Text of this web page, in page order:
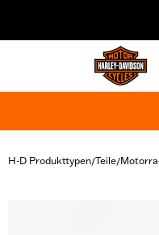
H-D Produkttypen/Teile/